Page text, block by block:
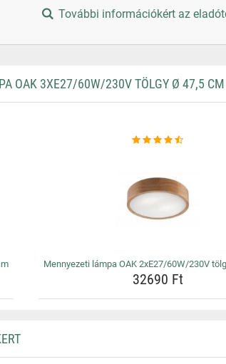
További információkért az
OAK 3XE27/60W/230V TÖLGY Ø 47,5 CM
Mennyezeti lámpa OAK 2xE27/60W/230V
32690 Ft